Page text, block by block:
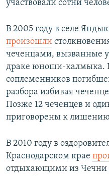
участвовали сотни
В 2005 году в селе
произошли
чеченцами, вызванные
драке юноши-калмыка.
соплеменников
разбора избивая
Позже 12 чеченцев и
приговорены к
В 2010 году в
Краснодарском крае
отдыхающими из